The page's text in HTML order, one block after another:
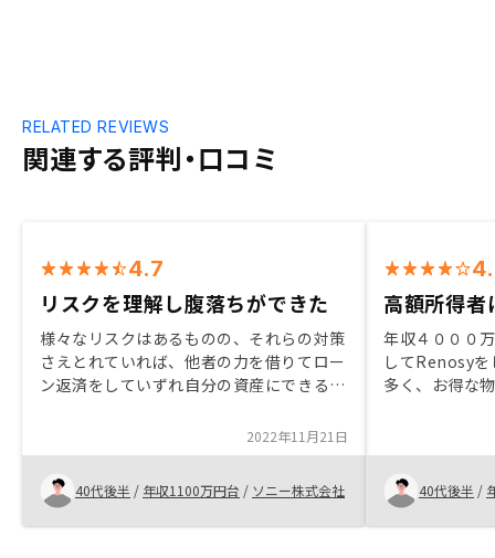
関連する評判・口コミ
RELATED REVIEWS
4.7
リスクを理解し腹落ちができた
様々なリスクはあるものの、それらの対策
さえとれていれば、他者の力を借りてロー
ン返済をしていずれ自分の資産にできると
用意されているコンテンツが説得力があ
り、リスクについての理解とその対策も腹
落ちできるものでした。ご紹介頂ける物件
数が限られており、少ない在庫から選択す
るのが難しいと感じました。
2022年11月21日
40代後半 / 年収1100万円台 / ソニー株式会社
高額所得
年収４０００
してRenosy
多く、お得な
だけで１３件
に購入して不
るか今でも不
わっていない
40代後半 /